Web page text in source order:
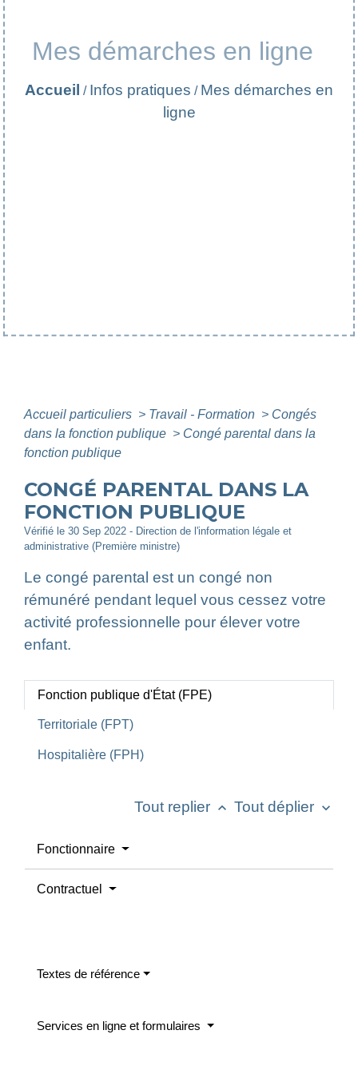
Mes démarches en ligne
Accueil / Infos pratiques / Mes démarches en
ligne
Accueil particuliers > Travail - Formation > Congés
dans la fonction publique > Congé parental dans la
fonction publique
CONGÉ PARENTAL DANS LA
FONCTION PUBLIQUE
Vérifié le 30 Sep 2022 - Direction de l'information légale et
administrative (Première ministre)
Le congé parental est un congé non
rémunéré pendant lequel vous cessez votre
activité professionnelle pour élever votre
enfant.
Fonction publique d'État (FPE)
Territoriale (FPT)
Hospitalière (FPH)
Tout replier keyboard_arrow_up Tout déplier keyboard_arrow_down
Fonctionnaire
Contractuel
Textes de référence
Services en ligne et formulaires